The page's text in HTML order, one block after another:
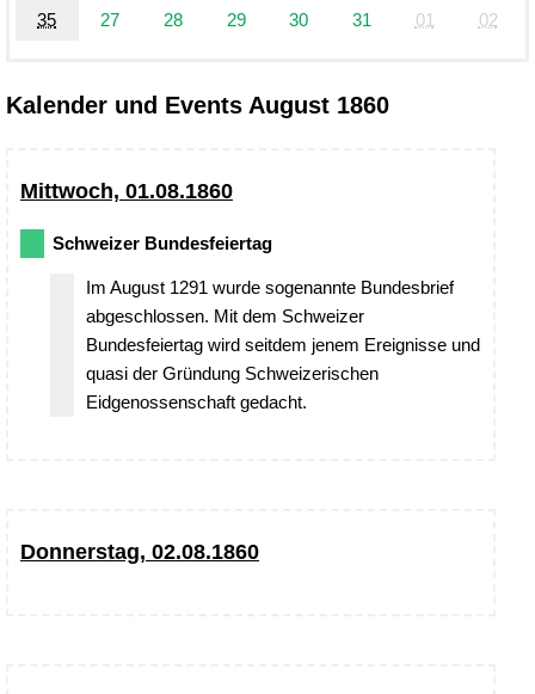
35
27 28 29 30 31 01 02
Kalender und Events August 1860
Mittwoch, 01.08.1860
Schweizer Bundesfeiertag
Im August 1291 wurde sogenannte Bundesbrief
abgeschlossen. Mit dem Schweizer
Bundesfeiertag wird seitdem jenem Ereignisse und
quasi der Gründung Schweizerischen
Eidgenossenschaft gedacht.
Donnerstag, 02.08.1860